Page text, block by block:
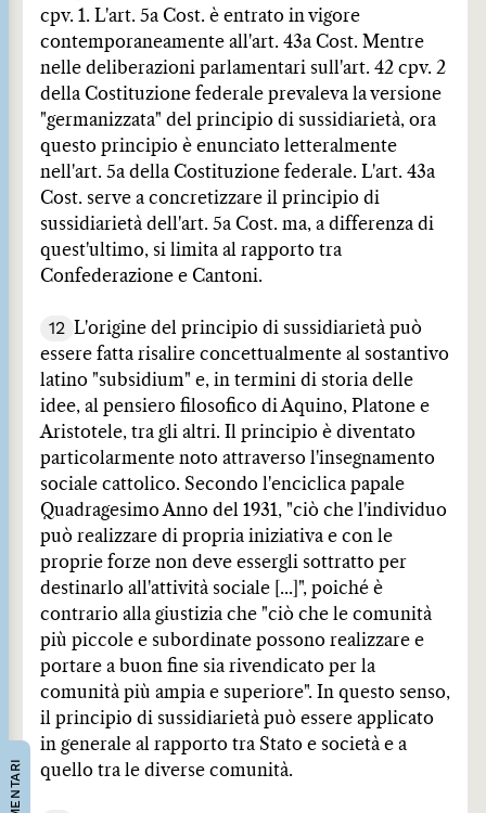
cpv. 1. L'art. 5a Cost. è entrato in vigore
contemporaneamente all'art. 43a Cost. Mentre
nelle deliberazioni parlamentari sull'art. 42 cpv. 2
della Costituzione federale prevaleva la versione
"germanizzata" del principio di sussidiarietà, ora
questo principio è enunciato letteralmente
nell'art. 5a della Costituzione federale. L'art. 43a
Cost. serve a concretizzare il principio di
sussidiarietà dell'art. 5a Cost. ma, a differenza di
quest'ultimo, si limita al rapporto tra
Confederazione e Cantoni.
12
L'origine del principio di sussidiarietà può
essere fatta risalire concettualmente al sostantivo
latino "subsidium" e, in termini di storia delle
idee, al pensiero filosofico di Aquino, Platone e
Aristotele, tra gli altri. Il principio è diventato
particolarmente noto attraverso l'insegnamento
sociale cattolico. Secondo l'enciclica papale
Quadragesimo Anno del 1931, "ciò che l'individuo
può realizzare di propria iniziativa e con le
proprie forze non deve essergli sottratto per
destinarlo all'attività sociale [...]", poiché è
contrario alla giustizia che "ciò che le comunità
più piccole e subordinate possono realizzare e
portare a buon fine sia rivendicato per la
comunità più ampia e superiore". In questo senso,
il principio di sussidiarietà può essere applicato
in generale al rapporto tra Stato e società e a
quello tra le diverse comunità.